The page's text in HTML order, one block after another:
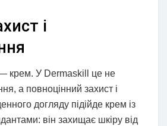
і
крем. У Dermaskill це не
а повноцінний захист і
догляду підійде крем із
він захищає шкіру від